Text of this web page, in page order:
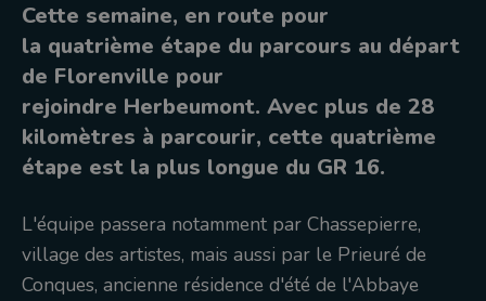
Cette semaine, en route pour
la quatrième étape du parcours au départ
de Florenville pour
rejoindre Herbeumont. Avec plus de 28
kilomètres à parcourir, cette quatrième
étape est la plus longue du GR 16.
L'équipe passera notamment par Chassepierre,
village des artistes, mais aussi par le Prieuré de
Conques, ancienne résidence d'été de l'Abbaye